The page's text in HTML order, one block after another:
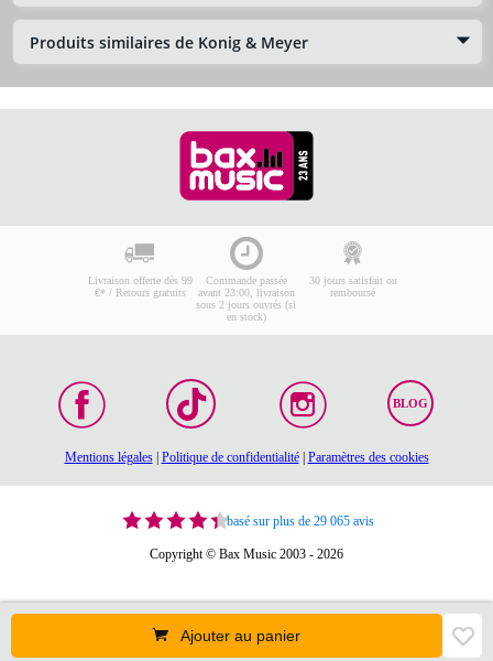
Produits similaires de Konig & Meyer
Ajouter au panier
Livraison offerte dès 99
€* / Retours gratuits
Commande passée
avant 23:00, livraison
sous 2 jours ouvrés (si
en stock)
30 jours satisfait ou
remboursé
BLOG
Mentions légales| Politique de confidentialité| Paramètres des cookies
basé sur plus de 29 065 avis
Copyright © Bax Music 2003 - 2026